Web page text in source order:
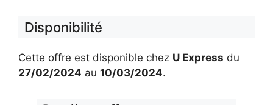
Disponibilité
Cette offre est disponible chez U Express du
27/02/2024 au 10/03/2024.